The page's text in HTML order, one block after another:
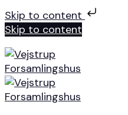
Skip to content
Skip to content